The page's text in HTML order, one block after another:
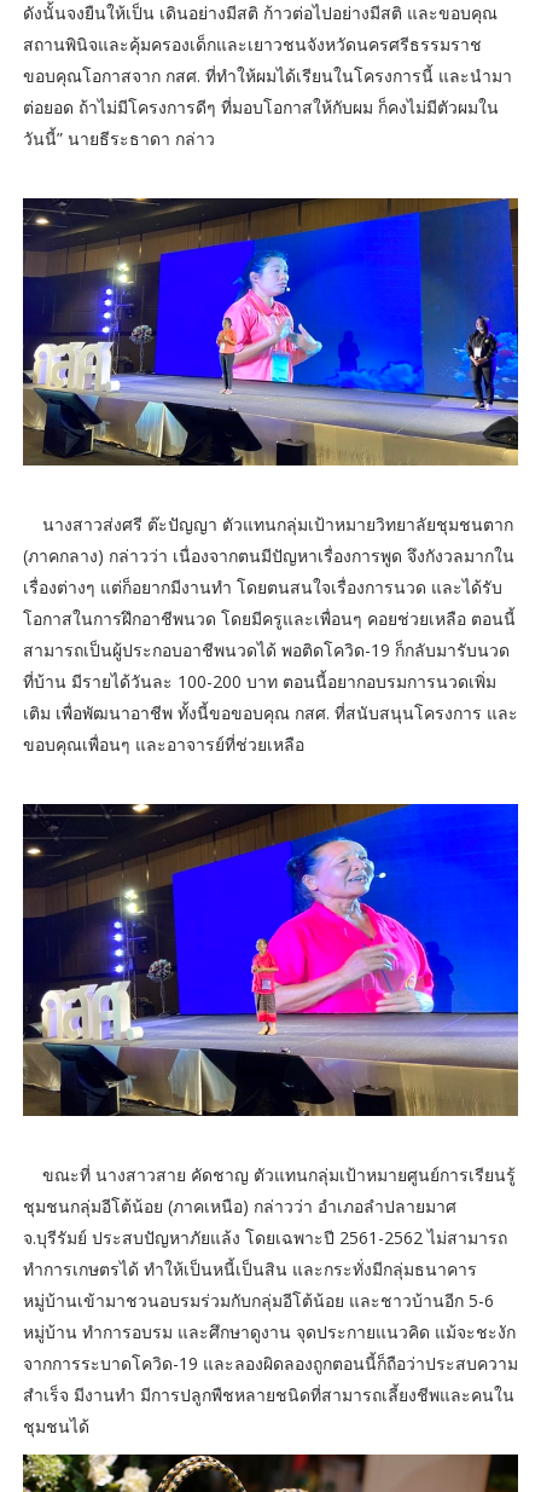
ดังนั้นจงยืนให้เป็น เดินอย่างมีสติ ก้าวต่อไปอย่างมีสติ และขอบคุณ
สถานพินิจและคุ้มครองเด็กและเยาวชนจังหวัดนครศรีธรรมราช
ขอบคุณโอกาสจาก กสศ. ที่ทำให้ผมได้เรียนในโครงการนี้ และนำมา
ต่อยอด ถ้าไม่มีโครงการดีๆ ที่มอบโอกาสให้กับผม ก็คงไม่มีตัวผมใน
วันนี้” นายธีระธาดา กล่าว
นางสาวส่งศรี ต๊ะปัญญา ตัวแทนกลุ่มเป้าหมายวิทยาลัยชุมชนตาก
(ภาคกลาง) กล่าวว่า เนื่องจากตนมีปัญหาเรื่องการพูด จึงกังวลมากใน
เรื่องต่างๆ แต่ก็อยากมีงานทำ โดยตนสนใจเรื่องการนวด และได้รับ
โอกาสในการฝึกอาชีพนวด โดยมีครูและเพื่อนๆ คอยช่วยเหลือ ตอนนี้
สามารถเป็นผู้ประกอบอาชีพนวดได้ พอติดโควิด-19 ก็กลับมารับนวด
ที่บ้าน มีรายได้วันละ 100-200 บาท ตอนนี้อยากอบรมการนวดเพิ่ม
เติม เพื่อพัฒนาอาชีพ ทั้งนี้ขอขอบคุณ กสศ. ที่สนับสนุนโครงการ และ
ขอบคุณเพื่อนๆ และอาจารย์ที่ช่วยเหลือ
ขณะที่ นางสาวสาย คัดชาญ ตัวแทนกลุ่มเป้าหมายศูนย์การเรียนรู้
ชุมชนกลุ่มอีโต้น้อย (ภาคเหนือ) กล่าวว่า อำเภอลำปลายมาศ
จ.บุรีรัมย์ ประสบปัญหาภัยแล้ง โดยเฉพาะปี 2561-2562 ไม่สามารถ
ทำการเกษตรได้ ทำให้เป็นหนี้เป็นสิน และกระทั่งมีกลุ่มธนาคาร
หมู่บ้านเข้ามาชวนอบรมร่วมกับกลุ่มอีโต้น้อย และชาวบ้านอีก 5-6
หมู่บ้าน ทำการอบรม และศึกษาดูงาน จุดประกายแนวคิด แม้จะชะงัก
จากการระบาดโควิด-19 และลองผิดลองถูกตอนนี้ก็ถือว่าประสบความ
สำเร็จ มีงานทำ มีการปลูกพืชหลายชนิดที่สามารถเลี้ยงชีพและคนใน
ชุมชนได้